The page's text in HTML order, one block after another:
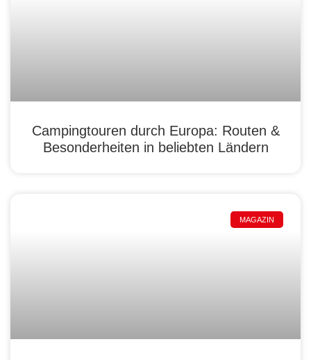
Campingtouren durch Europa: Routen &
Besonderheiten in beliebten Ländern
MAGAZIN